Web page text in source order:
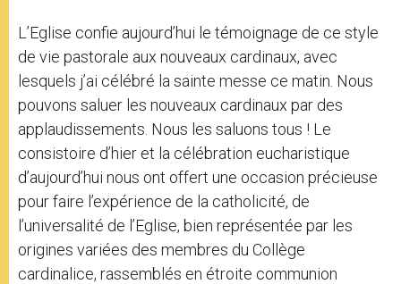
L’Eglise confie aujourd’hui le témoignage de ce style
de vie pastorale aux nouveaux cardinaux, avec
lesquels j’ai célébré la sainte messe ce matin. Nous
pouvons saluer les nouveaux cardinaux par des
applaudissements. Nous les saluons tous ! Le
consistoire d’hier et la célébration eucharistique
d’aujourd’hui nous ont offert une occasion précieuse
pour faire l’expérience de la catholicité, de
l’universalité de l’Eglise, bien représentée par les
origines variées des membres du Collège
cardinalice, rassemblés en étroite communion